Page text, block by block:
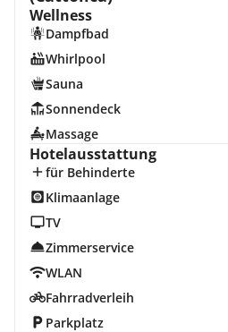
Wellness
Dampfbad
Whirlpool
Sauna
Sonnendeck
Massage
Hotelausstattung
für Behinderte
Klimaanlage
TV
Zimmerservice
WLAN
Fahrradverleih
Parkplatz